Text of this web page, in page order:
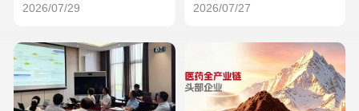
2026/07/29 2026/07/27